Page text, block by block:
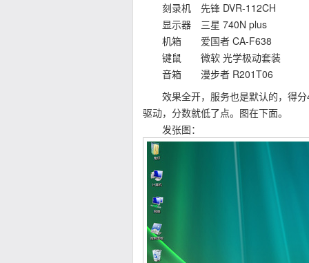
刻录机 先锋 DVR-112CH
显示器 三星 740N plus
机箱 爱国者 CA-F638
键鼠 微软 光学极动套装
音箱 漫步者 R201T06
效果全开，服务也是默认的，得分
驱动，分数就低了点。图在下面。
发张图：